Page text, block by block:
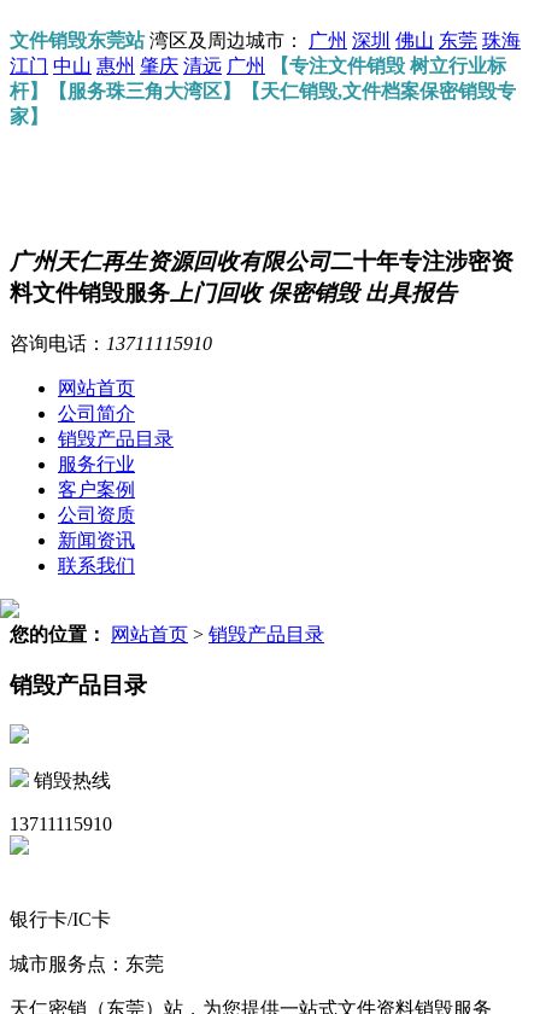
文件销毁东莞站湾区及周边城市： 广州 深圳 佛山 东莞 珠海
江门 中山 惠州 肇庆 清远 广州
【专注文件销毁 树立行业标
杆】【服务珠三角大湾区】【天仁销毁,文件档案保密销毁专
家】
广州天仁再生资源回收有限公司二十年专注涉密资
料文件销毁服务 上门回收 保密销毁 出具报告
咨询电话： 13711115910
网站首页
公司简介
销毁产品目录
服务行业
客户案例
公司资质
新闻资讯
联系我们
您的位置： 网站首页 > 销毁产品目录
销毁产品目录
销毁热线
13711115910
银行卡/IC卡
城市服务点：东莞
天仁密销（东莞）站，为您提供一站式文件资料销毁服务